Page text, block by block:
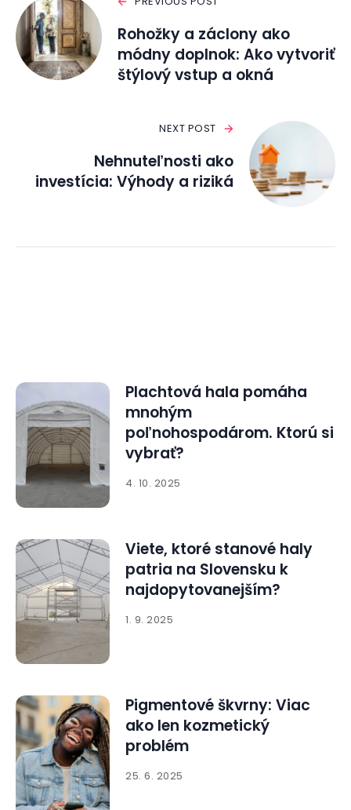
Rohožky a záclony ako
módny doplnok: Ako vytvoriť
štýlový vstup a okná
NEXT POST
Nehnuteľnosti ako
investícia: Výhody a riziká
Plachtová hala pomáha
mnohým
poľnohospodárom. Ktorú si
vybrať?
4. 10. 2025
Viete, ktoré stanové haly
patria na Slovensku k
najdopytovanejším?
1. 9. 2025
Pigmentové škvrny: Viac
ako len kozmetický
problém
25. 6. 2025